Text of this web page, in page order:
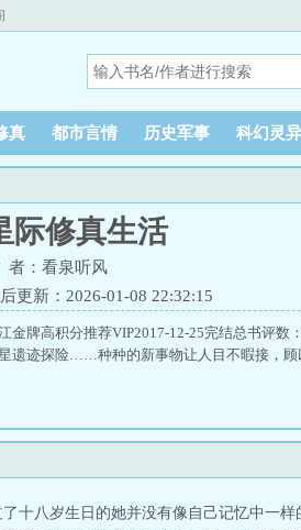
真 都市言情 历史军事 科幻灵异
际修真生活
者：看泉听风
更新：2026-01-08 22:32:15
金牌高积分推荐VIP2017-12-25完结总书评数
遗迹探险……种种的新事物让人目不暇接，顾
十八岁生日的她并没有像自己记忆中一